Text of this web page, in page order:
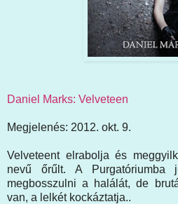
Daniel Marks: Velveteen
Megjelenés: 2012. okt. 9.
Velveteent elrabolja és
nevű őrűlt. A Purgatóriumba
megbosszulni a halálát, de
van, a lelkét kockáztatja..